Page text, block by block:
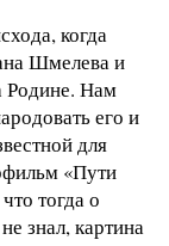
когда
Шмелева и
Родине. Нам
его и
для
«Пути
тогда о
знал, картина